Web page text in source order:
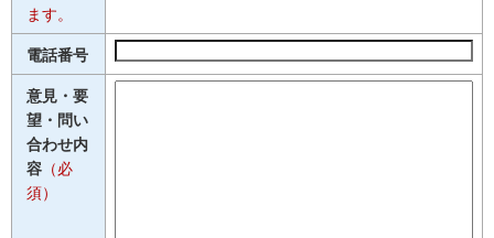
ます。
電話番号
意見・要
望・問い
合わせ内
容 （必
須）